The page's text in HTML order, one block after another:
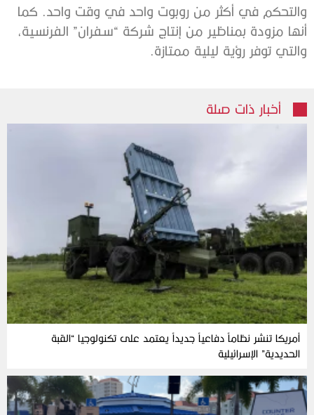
والتحكم في أكثر من روبوت واحد في وقت واحد. كما
أنها مزودة بمناظير من إنتاج شركة “سفران” الفرنسية،
والتي توفر رؤية ليلية ممتازة.
أخبار ذات صلة
أمريكا تنشر نظاماً دفاعياً جديداً يعتمد على تكنولوجيا “القبة
الحديدية” الإسرائيلية